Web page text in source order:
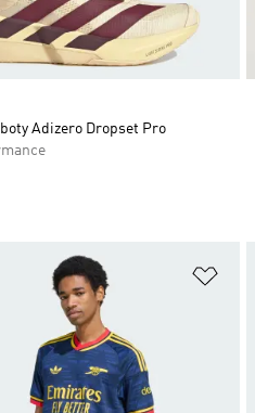
Adizero Dropset Pro
přání